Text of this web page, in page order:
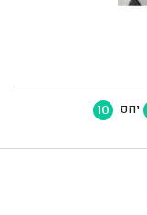
יחס 10